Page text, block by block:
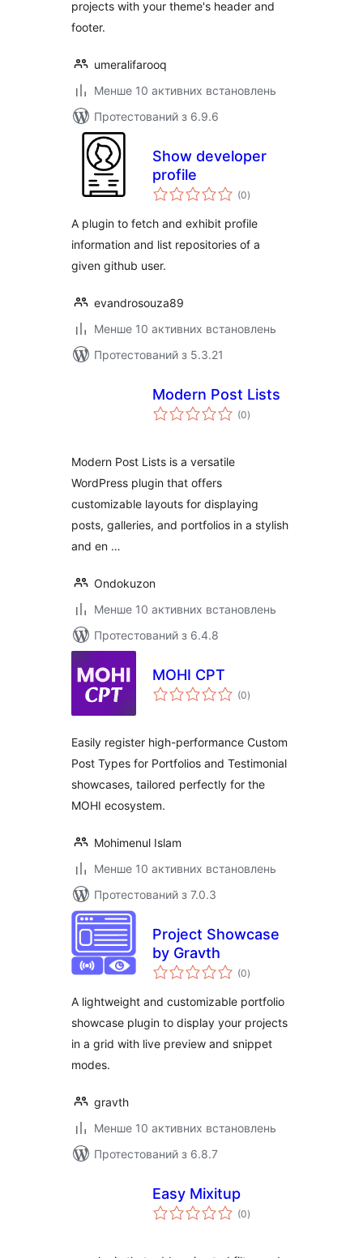
projects with your theme's header and
footer.
umeralifarooq
Менше 10 активних встановлень
Протестований з 6.9.6
Show developer
profile
(0загальний
рейтинг
)
A plugin to fetch and exhibit profile
information and list repositories of a
given github user.
evandrosouza89
Менше 10 активних встановлень
Протестований з 5.3.21
Modern Post Lists
(0загальний
рейтинг
)
Modern Post Lists is a versatile
WordPress plugin that offers
customizable layouts for displaying
posts, galleries, and portfolios in a stylish
and en …
Ondokuzon
Менше 10 активних встановлень
Протестований з 6.4.8
MOHI CPT
(0загальний
рейтинг
)
Easily register high-performance Custom
Post Types for Portfolios and Testimonial
showcases, tailored perfectly for the
MOHI ecosystem.
Mohimenul Islam
Менше 10 активних встановлень
Протестований з 7.0.3
Project Showcase
by Gravth
(0загальний
рейтинг
)
A lightweight and customizable portfolio
showcase plugin to display your projects
in a grid with live preview and snippet
modes.
gravth
Менше 10 активних встановлень
Протестований з 6.8.7
Easy Mixitup
(0загальний
рейтинг
)